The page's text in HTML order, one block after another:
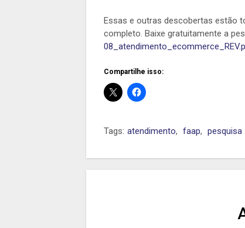
Essas e outras descobertas estão
completo. Baixe gratuitamente a
Compartilhe isso:
Tags: atendimento, faap, pesquisa